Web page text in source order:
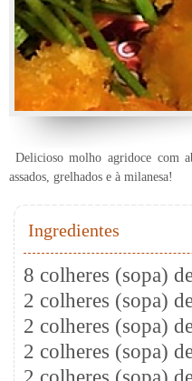
Delicioso molho agridoce com
assados, grelhados e à milanesa!
Ingredientes
8 colheres (sopa)
2 colheres (sopa)
2 colheres (sopa)
2 colheres (sopa)